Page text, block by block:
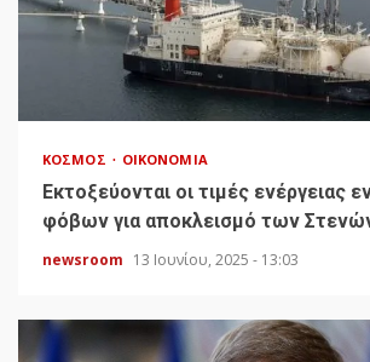
ΚΌΣΜΟΣ ΟΙΚΟΝΟΜΊΑ
Εκτοξεύονται οι τιμές ενέργειας
φόβων για αποκλεισμό των
newsroom 13 Ιουνίου, 2025 - 13:03